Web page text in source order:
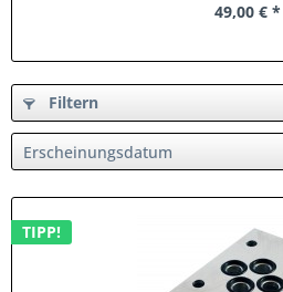
49,00 € *
Filtern
TIPP!